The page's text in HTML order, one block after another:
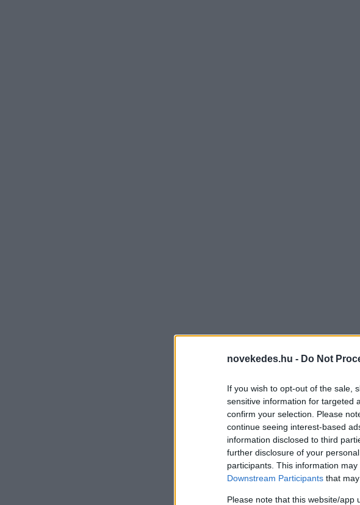
novekedes.hu - Do Not
If you wish to opt-out of the sale,
sensitive information for targeted
confirm your selection. Please
continue seeing interest-based
information disclosed to third
further disclosure of your
participants. This information
Downstream Participants that
Please note that this website/